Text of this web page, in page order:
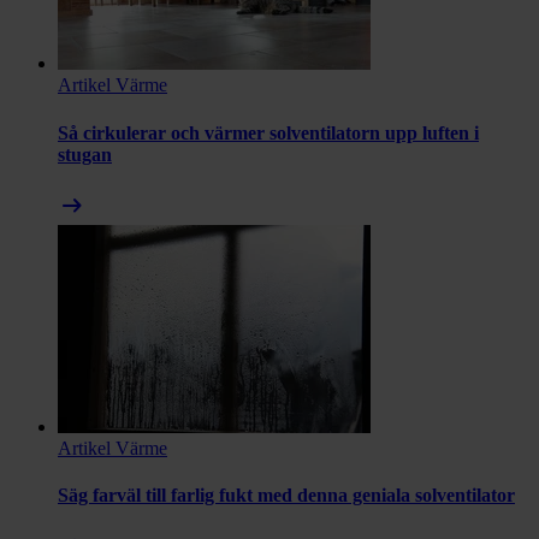
Artikel Värme
Så cirkulerar och värmer solventilatorn upp luften i
stugan
arrow_right_alt
Artikel Värme
Säg farväl till farlig fukt med denna geniala solventilator